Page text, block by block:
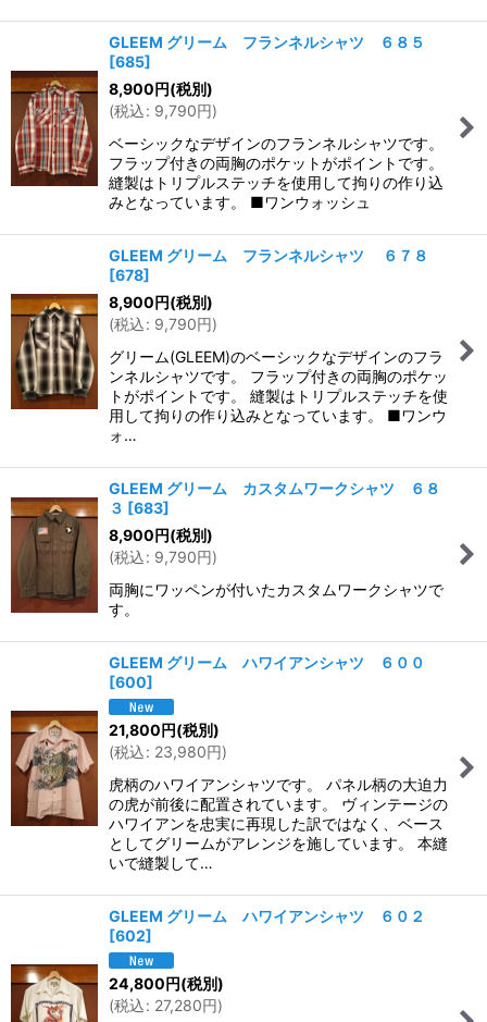
GLEEM グリーム フランネルシャツ ６８５
[685]
8,900円(税別)
(税込: 9,790円)
ベーシックなデザインのフランネルシャツです。
フラップ付きの両胸のポケットがポイントです。
縫製はトリプルステッチを使用して拘りの作り込
みとなっています。 ■ワンウォッシュ
GLEEM グリーム フランネルシャツ ６７８
[678]
8,900円(税別)
(税込: 9,790円)
グリーム(GLEEM)のベーシックなデザインのフラ
ンネルシャツです。 フラップ付きの両胸のポケッ
トがポイントです。 縫製はトリプルステッチを使
用して拘りの作り込みとなっています。 ■ワンウ
ォ…
GLEEM グリーム カスタムワークシャツ ６８
３ [683]
8,900円(税別)
(税込: 9,790円)
両胸にワッペンが付いたカスタムワークシャツで
す。
GLEEM グリーム ハワイアンシャツ ６００
[600]
21,800円(税別)
(税込: 23,980円)
虎柄のハワイアンシャツです。 パネル柄の大迫力
の虎が前後に配置されています。 ヴィンテージの
ハワイアンを忠実に再現した訳ではなく、ベース
としてグリームがアレンジを施しています。 本縫
いで縫製して…
GLEEM グリーム ハワイアンシャツ ６０２
[602]
24,800円(税別)
(税込: 27,280円)